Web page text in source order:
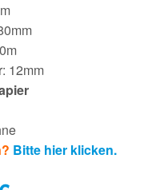
12mm
Bitte hier klicken.